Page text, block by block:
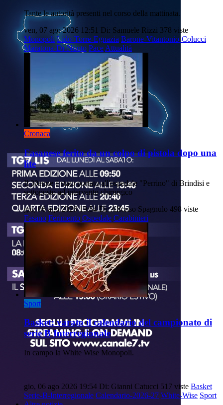
Tante le autorità presenti nel corso della mattinata.
ven, 07 ago 2026 12:51 Di: Samuele Rizzi 378 viste
Monopoli Lido-Torre-Egnazia Barone-Vitantonio-Colucci
Maratona-Di-Nuoto Pace Attualità
Cronaca
Fasanese ferito da un colpo di pistola dopo una
lite
Il 30enne è stato portato all'ospedale "Perrino" di Brindisi e
sottoposto ad intervento chirurgico
gio, 06 ago 2026 19:54 Di: Alfonso Spagnulo 498 viste
Fasano Ferimento Ospedale Carabinieri
Sport
Basket: varato il calendario del campionato di
serie B Interregionale
In campo la White Wise Monopoli.
gio, 06 ago 2026 19:54 Di: Gianni Catucci 517 viste Basket
Serie-B-Interregionale Calendario-2026-27 White-Wise Sport